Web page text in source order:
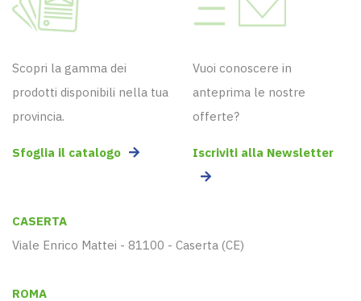
Scopri la gamma dei
prodotti disponibili nella tua
provincia.
Sfoglia il catalogo
Vuoi conoscere in
anteprima le nostre
offerte?
Iscriviti alla Newsletter
CASERTA
Viale Enrico Mattei - 81100 - Caserta (CE)
ROMA